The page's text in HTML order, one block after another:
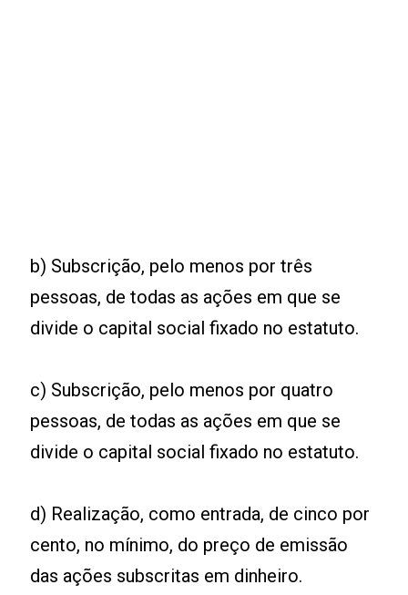
b) Subscrição, pelo menos por três
pessoas, de todas as ações em que se
divide o capital social fixado no estatuto.
c) Subscrição, pelo menos por quatro
pessoas, de todas as ações em que se
divide o capital social fixado no estatuto.
d) Realização, como entrada, de cinco por
cento, no mínimo, do preço de emissão
das ações subscritas em dinheiro.